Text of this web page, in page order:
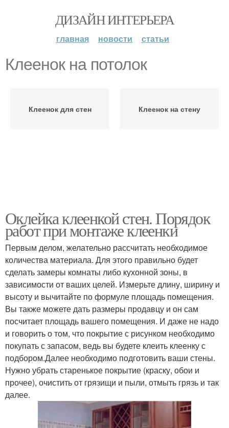
ДИЗАЙН ИНТЕРЬЕРА
главная новости статьи
Клеенок на потолок
Клеенок для стен Клеенок на стену
Оклейка клеенкой стен. Порядок
работ при монтаже клеенки
Первым делом, желательно рассчитать необходимое
количества материала. Для этого правильно будет
сделать замеры комнаты либо кухонной зоны, в
зависимости от ваших целей. Измерьте длину, ширину и
высоту и вычитайте по формуле площадь помещения.
Вы также можете дать размеры продавцу и он сам
посчитает площадь вашего помещения. И даже не надо
и говорить о том, что покрытие с рисунком необходимо
покупать с запасом, ведь вы будете клеить клеенку с
подбором.Далее необходимо подготовить ваши стены.
Нужно убрать старенькое покрытие (краску, обои и
прочее), очистить от грязищи и пыли, отмыть грязь и так
далее.